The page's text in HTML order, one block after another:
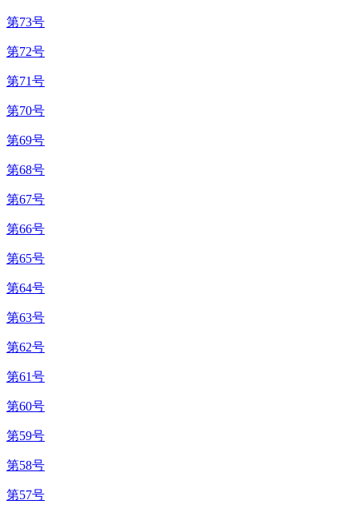
第73号
第72号
第71号
第70号
第69号
第68号
第67号
第66号
第65号
第64号
第63号
第62号
第61号
第60号
第59号
第58号
第57号